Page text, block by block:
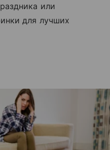
или
для лучших